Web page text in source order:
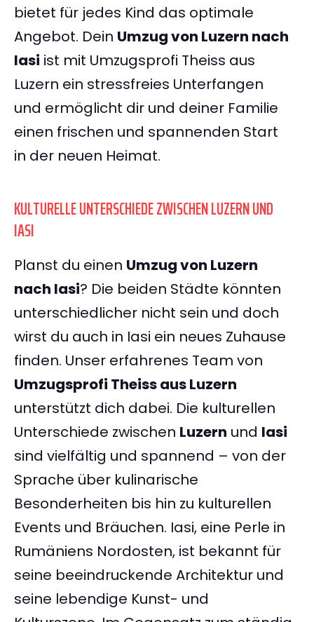
bietet für jedes Kind das optimale
Angebot. Dein Umzug von Luzern nach
Iasi ist mit Umzugsprofi Theiss aus
Luzern ein stressfreies Unterfangen
und ermöglicht dir und deiner Familie
einen frischen und spannenden Start
in der neuen Heimat.
KULTURELLE UNTERSCHIEDE ZWISCHEN LUZERN UND
IASI
Planst du einen Umzug von Luzern
nach Iasi? Die beiden Städte könnten
unterschiedlicher nicht sein und doch
wirst du auch in Iasi ein neues Zuhause
finden. Unser erfahrenes Team von
Umzugsprofi Theiss aus Luzern
unterstützt dich dabei. Die kulturellen
Unterschiede zwischen Luzern und Iasi
sind vielfältig und spannend – von der
Sprache über kulinarische
Besonderheiten bis hin zu kulturellen
Events und Bräuchen. Iasi, eine Perle in
Rumäniens Nordosten, ist bekannt für
seine beeindruckende Architektur und
seine lebendige Kunst- und